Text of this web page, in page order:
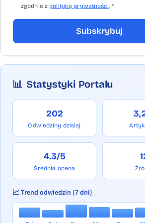
zgodnie z polityką prywatności. *
Subskrybuj
📊 Statystyki Portalu
202
Odwiedziny dzisiaj
4.3/5
Średnia ocena
📈 Trend odwiedzin (7 dni)